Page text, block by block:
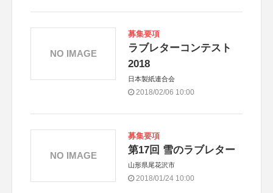
募集要項
ラブレターコンテスト
2018
日本製紙連合会
2018/02/06 10:00
NO IMAGE
募集要項
第17回 雪のラブレター
山形県尾花沢市
2018/01/24 10:00
NO IMAGE